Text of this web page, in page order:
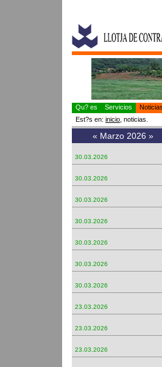
Qu? es Servicios
Est?s en: inicio , noticias.
« Marzo 2026 »
30.03.2026
30.03.2026
30.03.2026
30.03.2026
30.03.2026
30.03.2026
30.03.2026
23.03.2026
23.03.2026
23.03.2026